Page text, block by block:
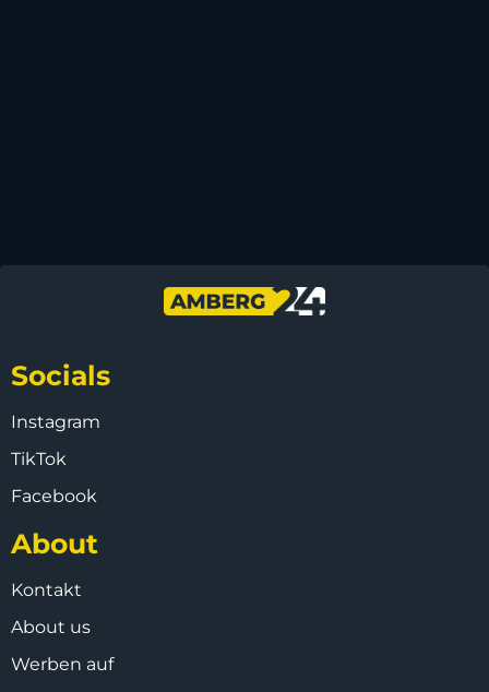
Socials
Instagram
TikTok
Facebook
About
Kontakt
About us
Werben auf